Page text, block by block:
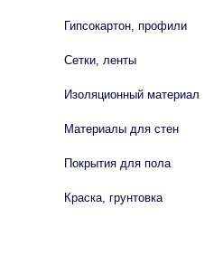
Гипсокартон, профили
Сетки, ленты
Изоляционный материал
Материалы для стен
Покрытия для пола
Краска, грунтовка